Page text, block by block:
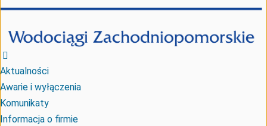
Aktualności
Awarie i wyłączenia
Komunikaty
Informacja o firmie